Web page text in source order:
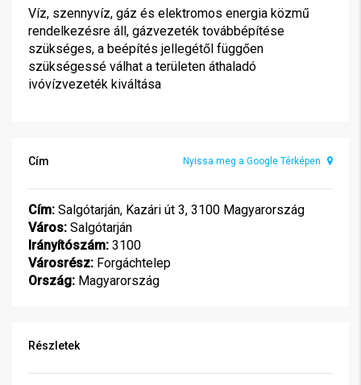
Víz, szennyvíz, gáz és elektromos energia közmű
rendelkezésre áll, gázvezeték továbbépítése
szükséges, a beépítés jellegétől függően
szükségessé válhat a területen áthaladó
ivóvízvezeték kiváltása
Cím Nyissa meg a Google Térképen
Cím: Salgótarján, Kazári út 3, 3100 Magyarország
Város: Salgótarján
Irányítószám: 3100
Városrész: Forgáchtelep
Ország: Magyarország
Részletek